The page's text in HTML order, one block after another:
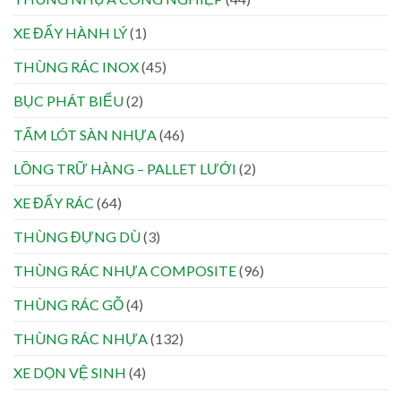
XE ĐẨY HÀNH LÝ(1)
THÙNG RÁC INOX(45)
BỤC PHÁT BIỂU(2)
TẤM LÓT SÀN NHỰA(46)
LỒNG TRỮ HÀNG – PALLET LƯỚI (2)
XE ĐẨY RÁC (64)
THÙNG ĐỰNG DÙ(3)
THÙNG RÁC NHỰA COMPOSITE(96)
THÙNG RÁC GỖ(4)
THÙNG RÁC NHỰA(132)
XE DỌN VỆ SINH (4)